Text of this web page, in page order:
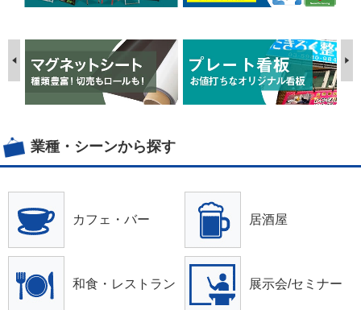
業種・シーンから探す
カフェ・バー 居酒屋
和食・レストラン 展示会/セミナー